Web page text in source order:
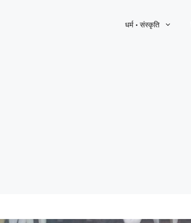
धर्म · संस्कृति